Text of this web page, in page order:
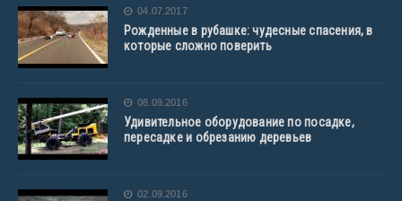
04.07.2017
Рожденные в рубашке: чудесные спасения, в
которые сложно поверить
08.09.2016
Удивительное оборудование по посадке,
пересадке и обрезанию деревьев
02.09.2016